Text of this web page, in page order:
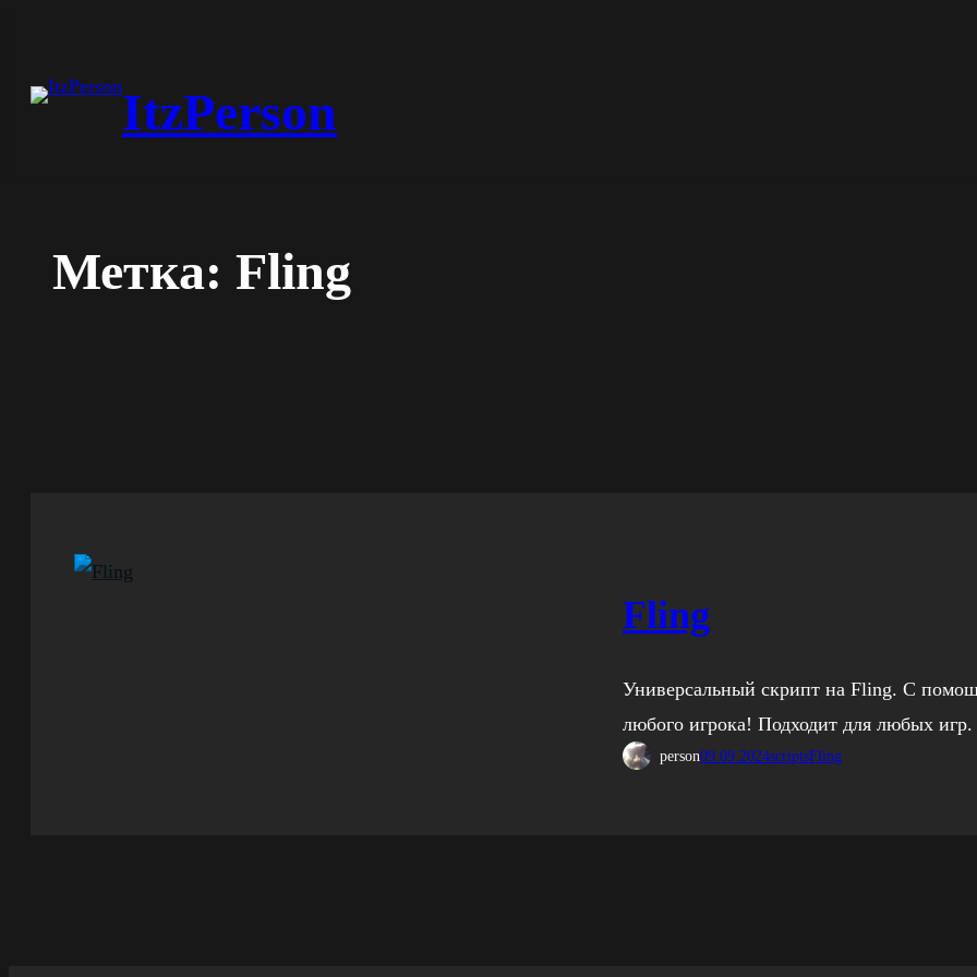
содержимомуItzPerson
Метка: Fling
Fling
Универсальный скрипт на Fling. С
любого игрока! Подходит для любых игр.
person09.09.2024scriptsFling